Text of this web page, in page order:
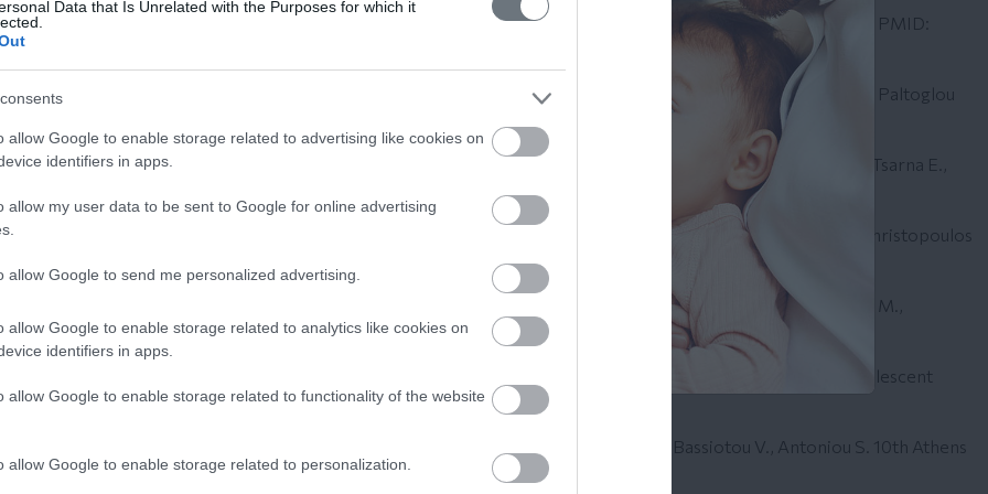
Data that Is Unrelated with the Purposes for which it
allow Google to enable storage related to advertising like cookies on
identifiers in apps.
allow my user data to be sent to Google for online advertising
allow Google to send me personalized advertising.
allow Google to enable storage related to analytics like cookies on
identifiers in apps.
allow Google to enable storage related to functionality of the website
allow Google to enable storage related to personalization.
Florentin L, Billi C, Eleftheriades M. Children (Basel). 2022 Aug 14;9(8):1229. doi: 10.3390/children9081229. PMID:
Girls, during the Covid-19 Pandemic: What are the possible causes? A systematic review
.Toutoudaki K., Paltoglou
P. Developmental & Adolescent Health. Vol. 2 No. 2 (2022): DAH April - June 2022
associated with bilateral ovarian agenesis in a normal karyotypic female
Paschalidou E., Paltoglou G., Tsarna E.,
of Obstetrics and Gynecology and Reproductive Biology, Volume 273, e32 - e33
a sample of Greek women
Paschalidou E., Arapaki A., Tsarna E., Tsomi E., Ziogou G., Kalampokas T., Christopoulos
of short extremities in two first cousins
Christopoulos P., Paltoglou G., Paschalidou E., Tsarna E., Liakopoulou M.,
of Obstetrics and Gynaecology
an overview
Toutoudaki K., Paltoglou G., Paschalidou E., Tsarna E., Christopoulos P. Developmental & Adolescent
experience
Ptohis N., Sarris I., Andrianakou N., Tarnari S., Paschalidou E., Kalyva., Bassiotou V., Antoniou S. 10th Athens